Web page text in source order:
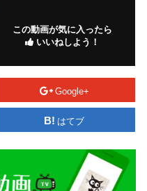
この動画が気に入ったら
いいねしよう！
Google+
はてブ